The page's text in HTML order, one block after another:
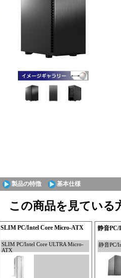
製品の特徴 基本仕様
この商品を見ている
SLIM PC/Intel Core Micro-ATX
SLIM PC/Intel Core ULTRA Micro-
ATX
静音PC/
静音PC/